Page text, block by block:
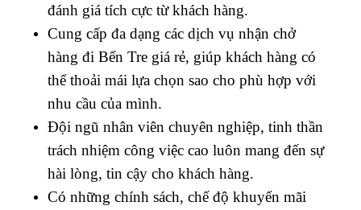
đánh giá tích cực từ khách hàng.
Cung cấp đa dạng các dịch vụ nhận chở
hàng đi Bến Tre giá rẻ, giúp khách hàng có
thể thoải mái lựa chọn sao cho phù hợp với
nhu cầu của mình.
Đội ngũ nhân viên chuyên nghiệp, tinh thần
trách nhiệm công việc cao luôn mang đến sự
hài lòng, tin cậy cho khách hàng.
Có những chính sách, chế độ khuyến mãi